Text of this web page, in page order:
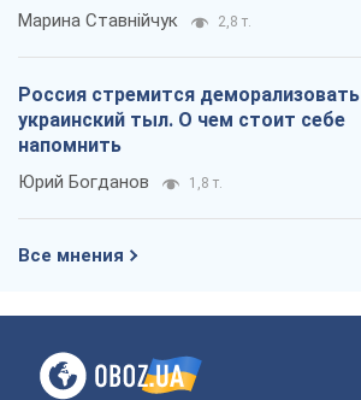
Марина Ставнійчук 2,8 т.
Россия стремится деморализовать
украинский тыл. О чем стоит себе
напомнить
Юрий Богданов 1,8 т.
Все мнения